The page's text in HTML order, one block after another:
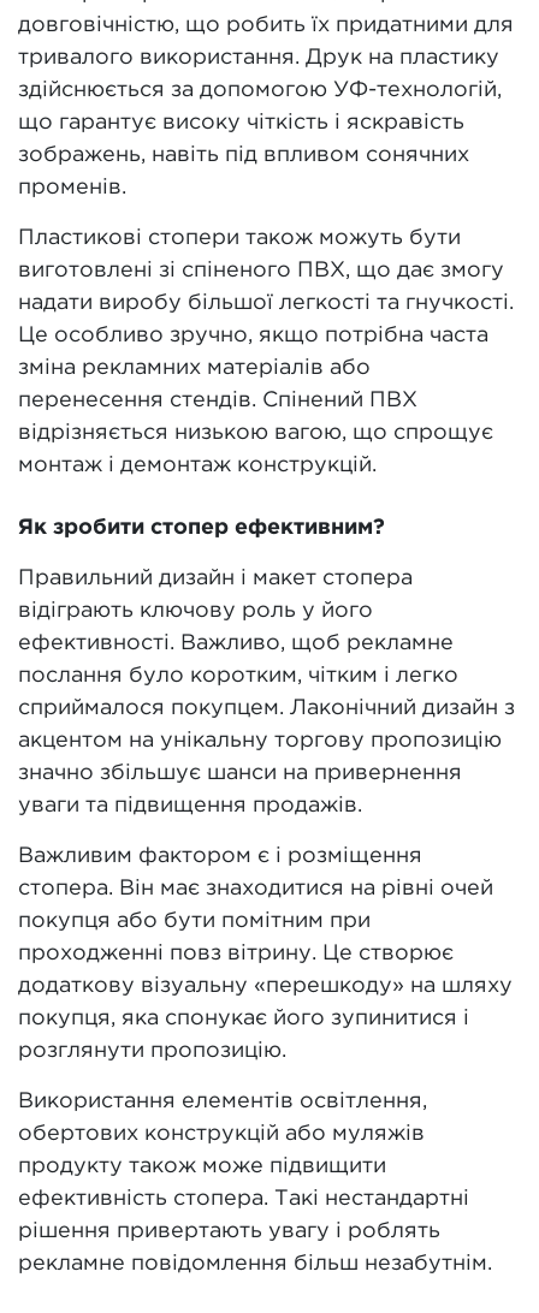
довговічністю, що робить їх придатними для
тривалого використання. Друк на пластику
здійснюється за допомогою УФ-технологій,
що гарантує високу чіткість і яскравість
зображень, навіть під впливом сонячних
променів.
Пластикові стопери також можуть бути
виготовлені зі спіненого ПВХ, що дає змогу
надати виробу більшої легкості та гнучкості.
Це особливо зручно, якщо потрібна часта
зміна рекламних матеріалів або
перенесення стендів. Спінений ПВХ
відрізняється низькою вагою, що спрощує
монтаж і демонтаж конструкцій.
Як зробити стопер ефективним?
Правильний дизайн і макет стопера
відіграють ключову роль у його
ефективності. Важливо, щоб рекламне
послання було коротким, чітким і легко
сприймалося покупцем. Лаконічний дизайн з
акцентом на унікальну торгову пропозицію
значно збільшує шанси на привернення
уваги та підвищення продажів.
Важливим фактором є і розміщення
стопера. Він має знаходитися на рівні очей
покупця або бути помітним при
проходженні повз вітрину. Це створює
додаткову візуальну «перешкоду» на шляху
покупця, яка спонукає його зупинитися і
розглянути пропозицію.
Використання елементів освітлення,
обертових конструкцій або муляжів
продукту також може підвищити
ефективність стопера. Такі нестандартні
рішення привертають увагу і роблять
рекламне повідомлення більш незабутнім.